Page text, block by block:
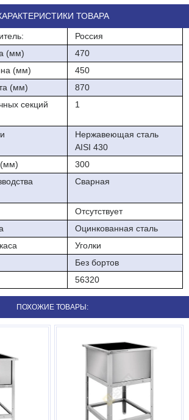
Ножки регулируются по высоте, что
устранить неровности пола. Ванна
сифон.
стали AISI 430 t=0,8 мм, каркас t=1,5
х ширина х высота): 470х450x870
ТОВАРА
Россия
(мм)
470
(мм)
450
(мм)
870
секций
1
Нержавеющая сталь
AISI 430
(мм)
300
Сварная
Отсутствует
Оцинкованная сталь
Уголки
Без бортов
56320
ПОХОЖИЕ ТОВАРЫ: